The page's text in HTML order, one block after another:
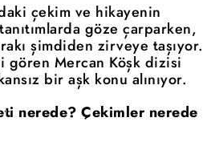
çekim ve hikayenin
göze çarparken,
şimdiden zirveye taşıyor.
gören Mercan Köşk dizisi
bir aşk konu alınıyor.
nerede? Çekimler nerede